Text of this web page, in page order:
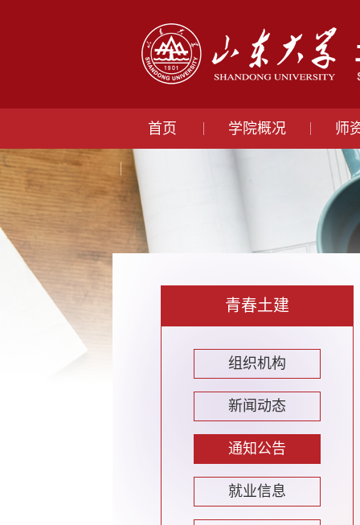
首页 学院概况 师
青春土建
组织机构
新闻动态
通知公告
就业信息